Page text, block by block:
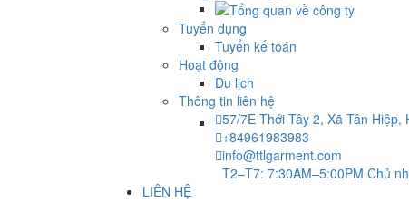
Tuyển dụng
Tuyển kế toán
Hoạt động
Du lịch
Thông tin liên hệ
57/7E Thới Tây 2, Xã Tân
+84961983983
info@ttlgarment.com
T2–T7: 7:30AM–5:00PM Chủ
LIÊN HỆ